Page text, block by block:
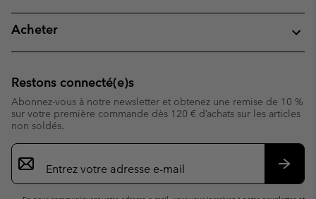
Acheter
Restons connecté(e)s
Abonnez-vous à notre newsletter et obtenez une remise de 10 %
sur votre première commande dès 120 € d’achats sur les articles
non soldés.
Inscription
par
e-